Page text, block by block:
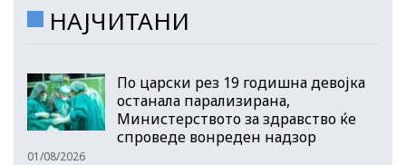
НАЈЧИТАНИ
По царски рез 19 годишна девојка
останала парализирана,
Министерството за здравство ќе
спроведе вонреден надзор
01/08/2026